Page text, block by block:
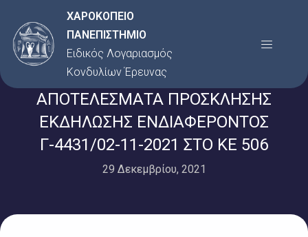
στο
περιεχόμενο
ΧΑΡΟΚΟΠΕΙΟ
ΠΑΝΕΠΙΣΤΗΜΙΟ
Ειδικός Λογαριασμός
Κονδυλίων Έρευνας
Menu
ΑΠΟΤΕΛΕΣΜΑΤΑ ΠΡΟΣΚΛΗΣΗΣ
ΕΚΔΗΛΩΣΗΣ ΕΝΔΙΑΦΕΡΟΝΤΟΣ
Γ-4431/02-11-2021 ΣΤΟ ΚΕ 506
29 Δεκεμβρίου, 2021